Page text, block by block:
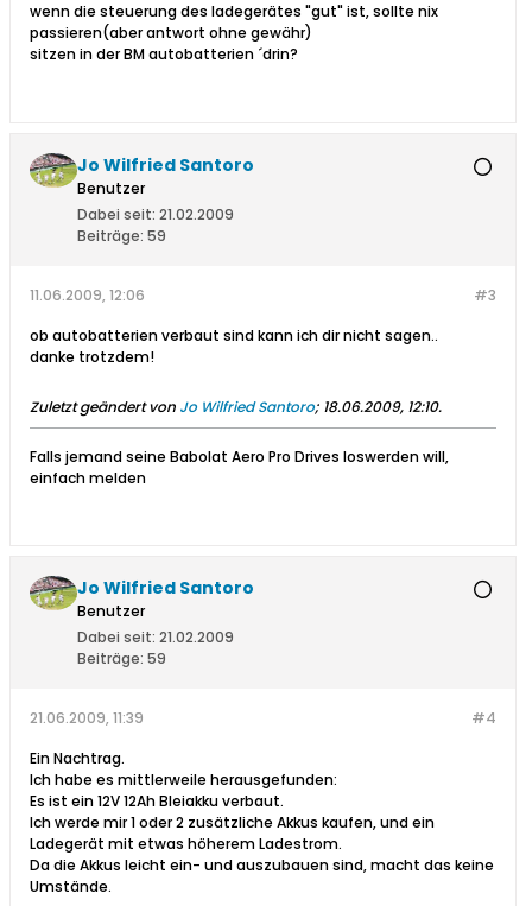
wenn die steuerung des ladegerätes "gut" ist, sollte nix
passieren(aber antwort ohne gewähr)
sitzen in der BM autobatterien ´drin?
Jo Wilfried Santoro
Benutzer
Dabei seit: 21.02.2009
Beiträge: 59
#3
11.06.2009, 12:06
ob autobatterien verbaut sind kann ich dir nicht sagen..
danke trotzdem!
Zuletzt geändert von Jo Wilfried Santoro; 18.06.2009, 12:10.
Falls jemand seine Babolat Aero Pro Drives loswerden will,
einfach melden
Jo Wilfried Santoro
Benutzer
Dabei seit: 21.02.2009
Beiträge: 59
#4
21.06.2009, 11:39
Ein Nachtrag.
Ich habe es mittlerweile herausgefunden:
Es ist ein 12V 12Ah Bleiakku verbaut.
Ich werde mir 1 oder 2 zusätzliche Akkus kaufen, und ein
Ladegerät mit etwas höherem Ladestrom.
Da die Akkus leicht ein- und auszubauen sind, macht das keine
Umstände.